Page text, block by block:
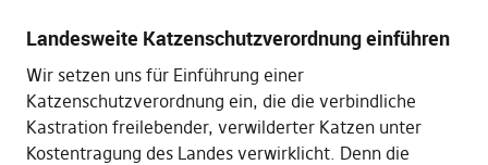
Landesweite Katzenschutzverordnung einführen
Wir setzen uns für Einführung einer
Katzenschutzverordnung ein, die die verbindliche
Kastration freilebender, verwilderter Katzen unter
Kostentragung des Landes verwirklicht. Denn die